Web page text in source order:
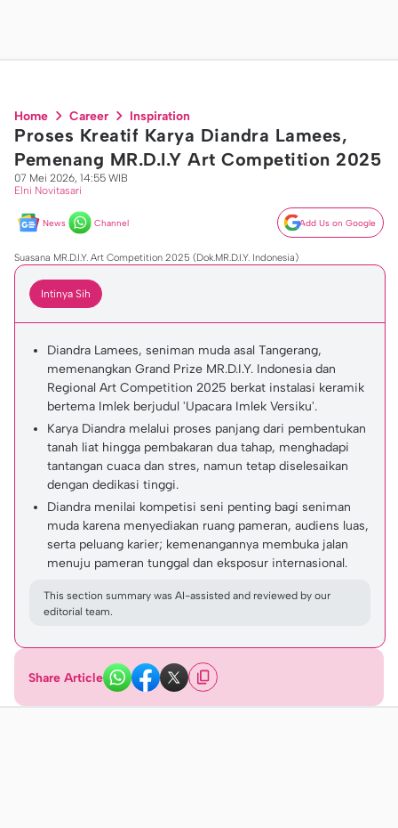
Home Career Inspiration
Proses Kreatif Karya Diandra Lamees,
Pemenang MR.D.I.Y Art Competition 2025
07 Mei 2026, 14:55 WIB
Elni Novitasari
News Channel Add Us on Google
Suasana MR.D.I.Y. Art Competition 2025 (Dok.MR.D.I.Y. Indonesia)
Intinya Sih
Diandra Lamees, seniman muda asal Tangerang,
memenangkan Grand Prize MR.D.I.Y. Indonesia dan
Regional Art Competition 2025 berkat instalasi keramik
bertema Imlek berjudul 'Upacara Imlek Versiku'.
Karya Diandra melalui proses panjang dari pembentukan
tanah liat hingga pembakaran dua tahap, menghadapi
tantangan cuaca dan stres, namun tetap diselesaikan
dengan dedikasi tinggi.
Diandra menilai kompetisi seni penting bagi seniman
muda karena menyediakan ruang pameran, audiens luas,
serta peluang karier; kemenangannya membuka jalan
menuju pameran tunggal dan eksposur internasional.
This section summary was AI-assisted and reviewed by our
editorial team.
Share Article